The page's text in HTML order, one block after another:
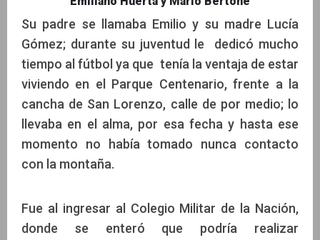
Su padre se llamaba Emilio y su madre Lucía
Gómez; durante su juventud le dedicó mucho
tiempo al fútbol ya que tenía la ventaja de estar
viviendo en el Parque Centenario, frente a la
cancha de San Lorenzo, calle de por medio; lo
llevaba en el alma, por esa fecha y hasta ese
momento no había tomado nunca contacto
con la montaña.
Fue al ingresar al Colegio Militar de la Nación,
donde se enteró que podría realizar